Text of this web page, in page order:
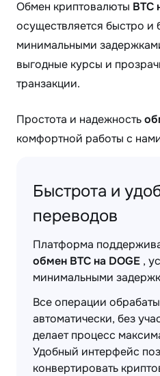
Обмен криптовалюты BTC
осуществляется быстро и
минимальными
выгодные курсы и
транзакции.
Простота и надежность
комфортной работы с
Быстрота и
переводов
Платформа
обмен BTC на DOGE ,
минимальными
Все операции
автоматически, без
делает процесс
Удобный интерфейс
конвертировать